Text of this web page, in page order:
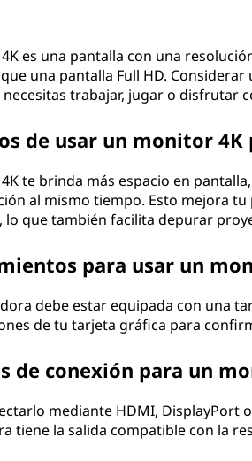
es una pantalla con una
una pantalla Full HD.
necesitas trabajar, jugar o disfrutar
de usar un monitor
te brinda más espacio en
al mismo tiempo. Esto mejora
lo que también facilita depurar
para usar un
debe estar equipada con una
de tu tarjeta gráfica para
de conexión para un
mediante HDMI, DisplayPort
tiene la salida compatible con la